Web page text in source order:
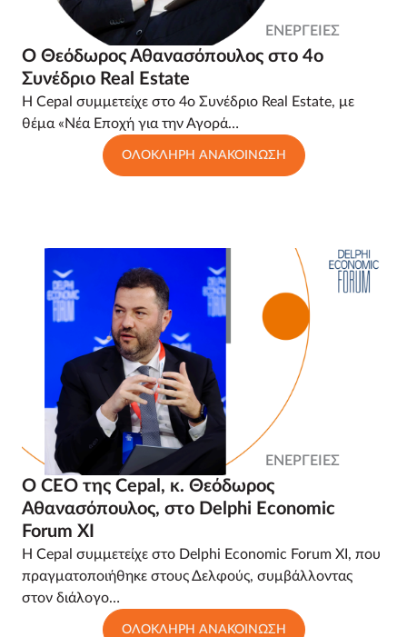
ΕΝΕΡΓΕΙΕΣ
Ο Θεόδωρος Αθανασόπουλος στο 4ο
Συνέδριο Real Estate
Η Cepal συμμετείχε στο 4ο Συνέδριο Real Estate, με
θέμα «Νέα Εποχή για την Αγορά…
ΟΛΟΚΛΗΡΗ ΑΝΑΚΟΙΝΩΣΗ
ΕΝΕΡΓΕΙΕΣ
Ο CEO της Cepal, κ. Θεόδωρος
Αθανασόπουλος, στο Delphi Economic
Forum XI
Η Cepal συμμετείχε στο Delphi Economic Forum XI, που
πραγματοποιήθηκε στους Δελφούς, συμβάλλοντας
στον διάλογο…
ΟΛΟΚΛΗΡΗ ΑΝΑΚΟΙΝΩΣΗ